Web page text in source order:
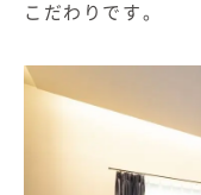
こだわりです。